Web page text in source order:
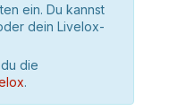
ein. Du kannst
dein Livelox-
die
.